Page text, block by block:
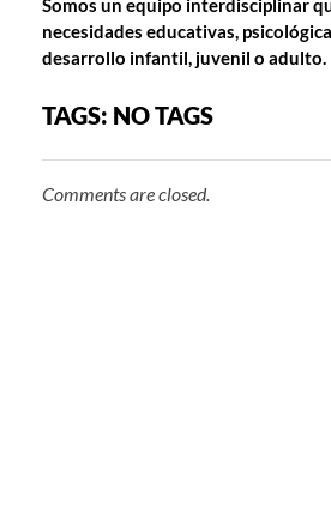
Somos un equipo interdisciplinar
necesidades educativas,
desarrollo infantil, juvenil o adulto.
TAGS: NO TAGS
Comments are closed.